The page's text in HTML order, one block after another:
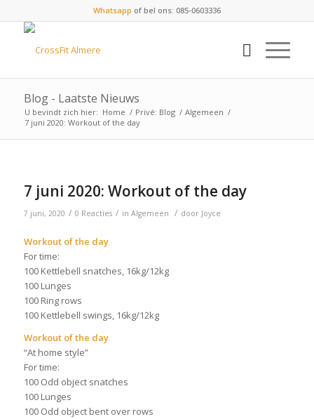
Whatsapp of bel ons: 085-0603336
Blog - Laatste Nieuws
U bevindt zich hier: Home / Privé: Blog / Algemeen /
7 juni 2020: Workout of the day
7 juni 2020: Workout of the day
7 juni, 2020 / 0 Reacties / in Algemeen / door Joyce
Workout of the day
For time:
100 Kettlebell snatches, 16kg/12kg
100 Lunges
100 Ring rows
100 Kettlebell swings, 16kg/12kg
Workout of the day
“At home style”
For time:
100 Odd object snatches
100 Lunges
100 Odd object bent over rows